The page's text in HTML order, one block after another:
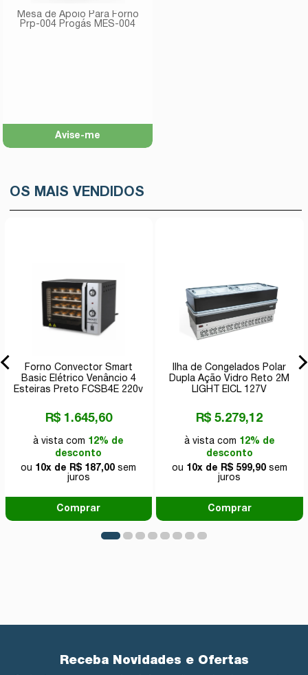
Mesa de Apoio Para Forno
Prp-004 Progás MES-004
Avise-me
OS MAIS VENDIDOS
Forno Convector Smart
Basic Elétrico Venâncio 4
Esteiras Preto FCSB4E 220v
R$ 1.645,60
à vista com 12% de
desconto
ou 10x de R$ 187,00 sem
juros
Comprar
Ilha de Congelados Polar
Dupla Ação Vidro Reto 2M
LIGHT EICL 127V
R$ 5.279,12
à vista com 12% de
desconto
ou 10x de R$ 599,90sem
juros
Comprar
Receba Novidades e Ofertas